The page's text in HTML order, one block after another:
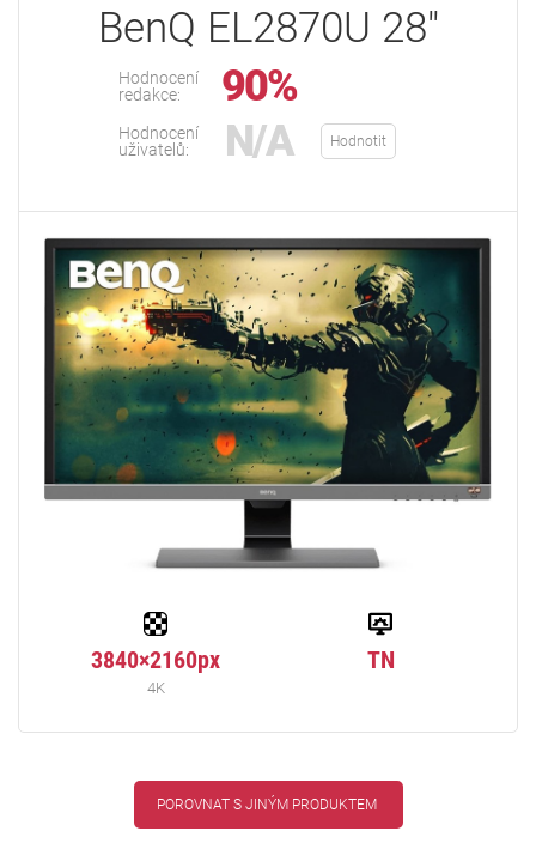
BenQ EL2870U 28"
Hodnocení
redakce:
90%
Hodnocení
uživatelů:
N/A Hodnotit
3840×2160px
4K
TN
POROVNAT S JINÝM PRODUKTEM